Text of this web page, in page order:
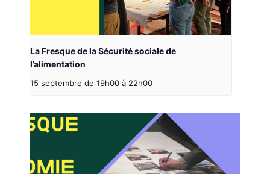
La Fresque de la Sécurité sociale de
l’alimentation
15 septembre de 19h00 à 22h00